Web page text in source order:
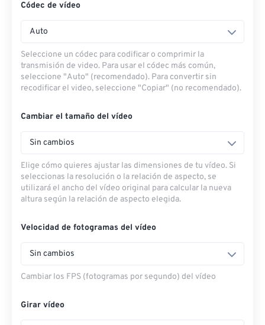
Desde URL
Códec de vídeo
Auto
Seleccione un códec para codificar o comprimir la
transmisión de video. Para usar el códec más común,
seleccione "Auto" (recomendado). Para convertir sin
recodificar el video, seleccione "Copiar" (no recomendado).
Cambiar el tamaño del vídeo
Sin cambios
Elige cómo quieres ajustar las dimensiones de tu vídeo. Si
seleccionas la resolución o la relación de aspecto, se
utilizará el ancho del vídeo original para calcular la nueva
altura según la relación de aspecto elegida.
Velocidad de fotogramas del vídeo
Sin cambios
Cambiar los FPS (fotogramas por segundo) del vídeo
Girar vídeo